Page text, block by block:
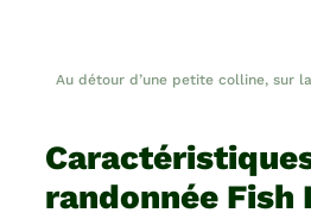
Au détour d’une petite colline, sur
randonnée Fish